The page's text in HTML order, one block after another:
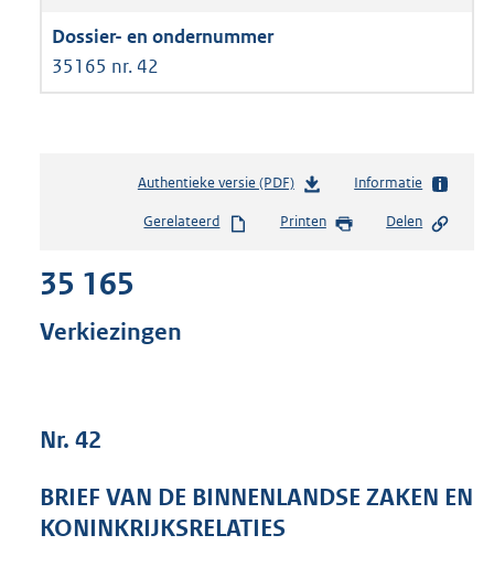
35165 nr. 42
Authentieke versie (PDF)b
s
e
Informatie
Gerelateerd Printen Delen
35 165
Verkiezingen
Nr. 42
BRIEF VAN DE BINNENLANDSE ZAKEN EN
KONINKRIJKSRELATIES